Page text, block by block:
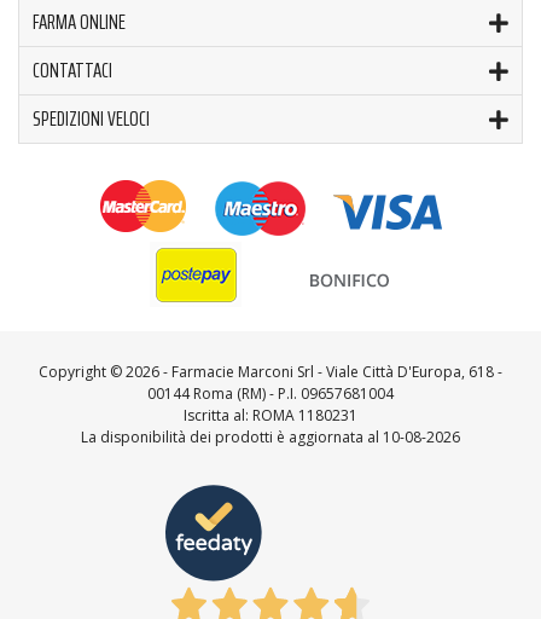
FARMA ONLINE
CONTATTACI
SPEDIZIONI VELOCI
Copyright ©2026 - Farmacie Marconi Srl - Viale Città D'Europa, 618 -
00144 Roma (RM) - P.I. 09657681004
Iscritta al: ROMA 1180231
La disponibilità dei prodotti è aggiornata al 10-08-2026